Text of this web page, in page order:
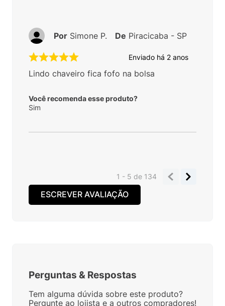
Enviado há 2 anos
Lindo chaveiro fica fofo na bolsa
Você recomenda esse produto?
Sim
Por Simone P. De Piracicaba - SP
1 - 5de 134
ESCREVER AVALIAÇÃO
Perguntas & Respostas
Tem alguma dúvida sobre este produto?
Pergunte ao lojista e a outros compradores!